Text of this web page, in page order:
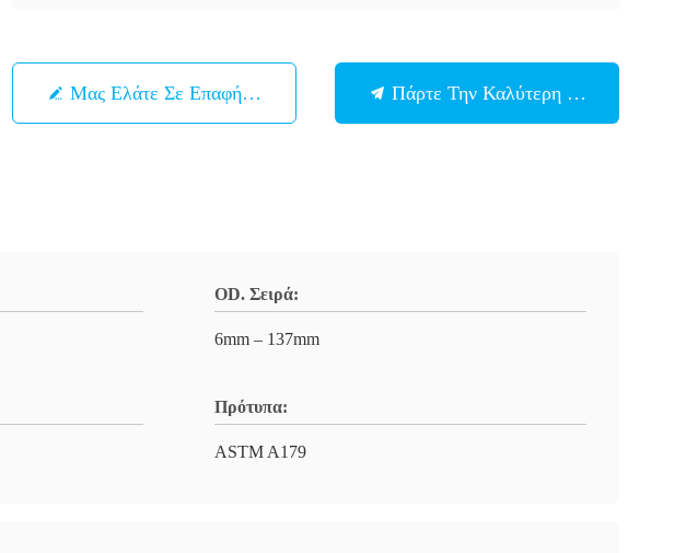
Μας Ελάτε Σε Επαφή Με Πάρτε Την Καλύτερη Τιμή
OD. Σειρά:
6mm – 137mm
Πρότυπα:
ASTM A179